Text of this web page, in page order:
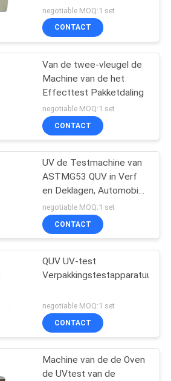
negotiable MOQ:1 set
CONTACT
Van de twee-vleugel de
Machine van de het
Effecttest Pakketdaling
negotiable MOQ:1 set
CONTACT
UV de Testmachine van
ASTMG53 QUV in Verf
en Deklagen, Automobiel,
Plastieken Enz.
negotiable MOQ:1 set
CONTACT
QUV UV-test
Verpakkingstestapparatuur
negotiable MOQ:1 set
CONTACT
Machine van de de Oven
de UVtest van de